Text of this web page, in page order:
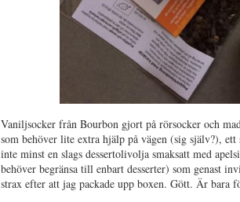
Vaniljsocker från Bourbon gjort på rörsocker och
som behöver lite extra hjälp på vägen (sig själv?),
inte minst en slags dessertolivolja smaksatt med
behöver begränsa till enbart desserter) som genast
strax efter att jag packade upp boxen. Gött. Är bara